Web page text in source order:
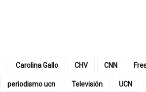
Carolina Gallo CHV CNN
periodismo ucn Televisión UCN